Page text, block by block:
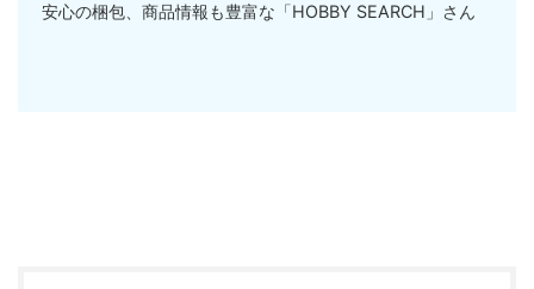
安心の梱包、商品情報も豊富な「HOBBY SEARCH」さん